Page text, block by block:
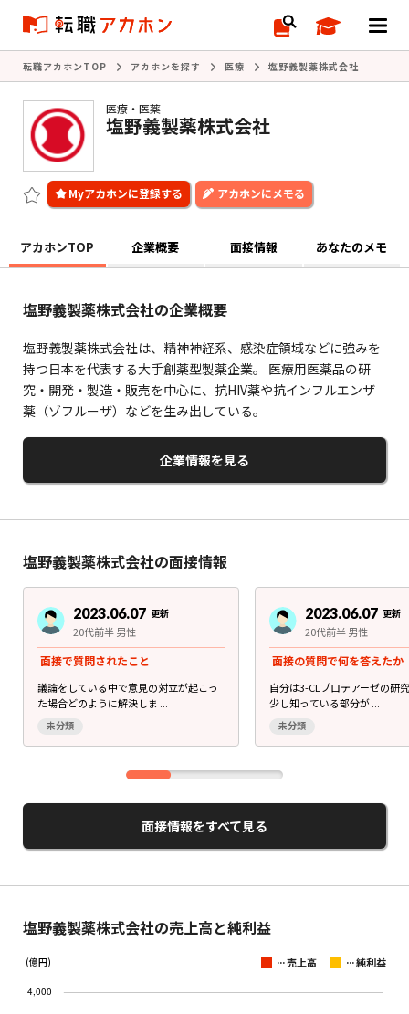
転職アカホンTOP アカホンを探す 医療 塩野義製薬株式会社
医療・医薬
塩野義製薬株式会社
アカホンにメモる
アカホンTOP 企業概要 面接情報 あなたのメモ
塩野義製薬株式会社の企業概要
塩野義製薬株式会社は、精神神経系、感染症領域などに強みを
持つ日本を代表する大手創薬型製薬企業。 医療用医薬品の研
究・開発・製造・販売を中心に、抗HIV薬や抗インフルエンザ
薬（ゾフルーザ）などを生み出している。
企業情報を見る
塩野義製薬株式会社の面接情報
2023.06.07 更新
20代前半 男性
面接で質問されたこと
議論をしている中で意見の対立が起こっ
た場合どのように解決しま ...
未分類
2023.06.07 更新
20代前半 男性
面接の質問で何を答えたか
自分は3-CLプロテアーゼの研
少し知っている部分が ...
未分類
面接情報をすべて見る
塩野義製薬株式会社の売上高と純利益
(億円) ...売上高 ...純利益